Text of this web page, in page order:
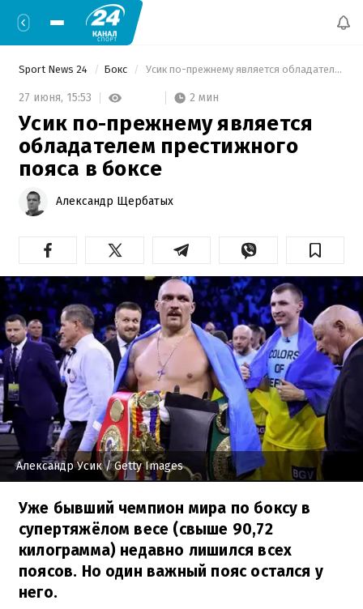
Sport News 24 Бокс Усик по-прежнему является обладателем престижного пояса в боксе
27 июня, 15:53 2 мин
Усик по-прежнему является
обладателем престижного
пояса в боксе
Александр Щербатых
Александр Усик/ Getty Images
Уже бывший чемпион мира по боксу в
супертяжёлом весе (свыше 90,72
килограмма) недавно лишился всех
поясов. Но один важный пояс остался у
него.